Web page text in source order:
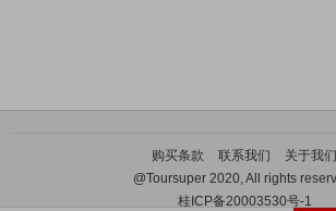
购买条款 联系我们
关于我们
@Toursuper 2020, All rights
桂ICP备20003530号-1